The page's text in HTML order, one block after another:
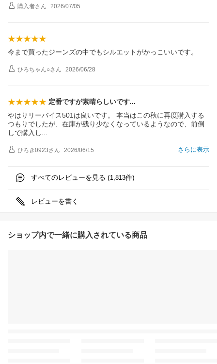
購入者さん 2026/07/05
今まで買ったジーンズの中でもシルエットがかっこいいです。
ひろちゃん○さん 2026/06/28
定番ですが素晴らしいです
やはりリーバイス501は良いです。 本当はこの秋に再度購入する
つもりでしたが、在庫が残り少なくなっているようなので、前倒
しで購入 し
さらに表示
ひろき0923さん 2026/06/15
すべてのレビューを見る (1,813件)
レビューを書く
ショップ内で一緒に購入されている商品